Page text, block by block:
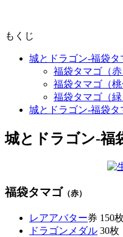
もくじ
城とドラゴン-福袋タ
福袋タマゴ（赤
福袋タマゴ（桃
福袋タマゴ（緑
城とドラゴン-福袋タ
城とドラゴン-福
福袋タマゴ （赤）
レアアバター券 150枚
ドラゴンメダル 30枚